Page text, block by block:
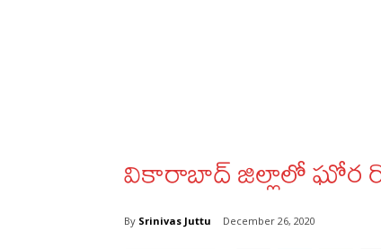
వికారాబాద్‌ జిల్లాలో ఘోర
By Srinivas Juttu December 26, 2020